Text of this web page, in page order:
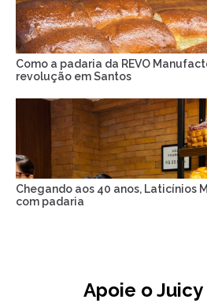
Como a padaria da REVO
revolução em Santos
Chegando aos 40 anos, Laticínios
com padaria
Apoie o